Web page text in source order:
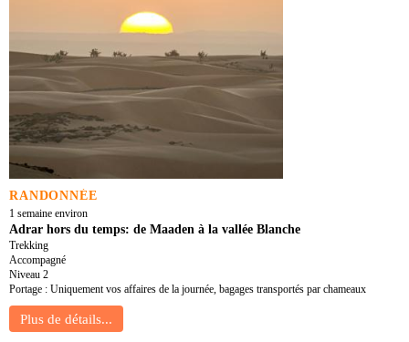
RANDONNÉE
1 semaine environ
Adrar hors du temps: de Maaden à la vallée Blanche
Trekking
Accompagné
Niveau 2
Portage : Uniquement vos affaires de la journée, bagages transportés par chameaux